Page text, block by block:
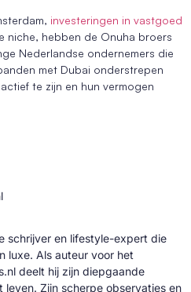
investeringen in vastgoed
niche, hebben de Onuha broers
Nederlandse ondernemers die
met Dubai onderstrepen
te zijn en hun vermogen
schrijver en lifestyle-expert die
luxe. Als auteur voor het
deelt hij zijn diepgaande
leven. Zijn scherpe observaties en